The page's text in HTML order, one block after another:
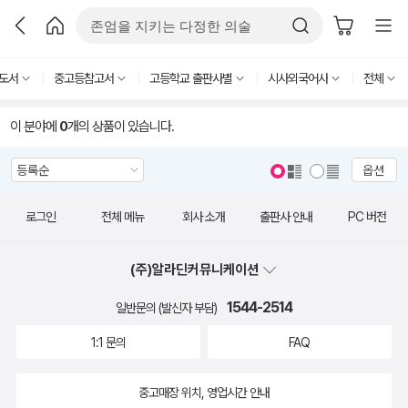
서 중고등참고서 고등학교 출판사별 시사외국어사 전체
이 분야에 0개의 상품이 있습니다.
옵션
로그인 전체 메뉴 회사 소개 출판사 안내 PC 버전
(주)알라딘커뮤니케이션
일반문의 (발신자 부담) 1544-2514
1:1 문의 FAQ
중고매장 위치, 영업시간 안내